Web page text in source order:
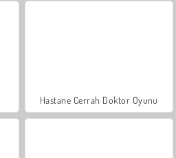
Hastane Cerrah Doktor Oyunu